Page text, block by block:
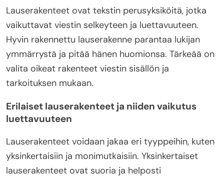
Lauserakenteet ovat tekstin perusyksiköitä, jotka
vaikuttavat viestin selkeyteen ja luettavuuteen.
Hyvin rakennettu lauserakenne parantaa lukijan
ymmärrystä ja pitää hänen huomionsa. Tärkeää on
valita oikeat rakenteet viestin sisällön ja
tarkoituksen mukaan.
Erilaiset lauserakenteet ja niiden vaikutus
luettavuuteen
Lauserakenteet voidaan jakaa eri tyyppeihin, kuten
yksinkertaisiin ja monimutkaisiin. Yksinkertaiset
lauserakenteet ovat suoria ja helposti